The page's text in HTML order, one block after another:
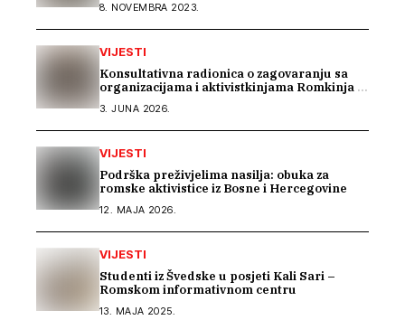
8. NOVEMBRA 2023.
VIJESTI
Konsultativna radionica o zagovaranju sa
organizacijama i aktivistkinjama Romkinja i
3. JUNA 2026.
VIJESTI
Podrška preživjelima nasilja: obuka za
romske aktivistice iz Bosne i Hercegovine
12. MAJA 2026.
VIJESTI
Studenti iz Švedske u posjeti Kali Sari –
Romskom informativnom centru
13. MAJA 2025.